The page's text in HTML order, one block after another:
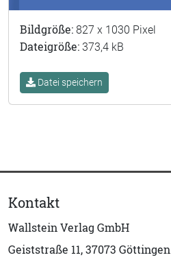
Bildgröße: 827 x 1030 Pixel
Dateigröße: 373,4 kB
Datei speichern
Kontakt
Wallstein Verlag GmbH
Geiststraße 11, 37073 Göttingen